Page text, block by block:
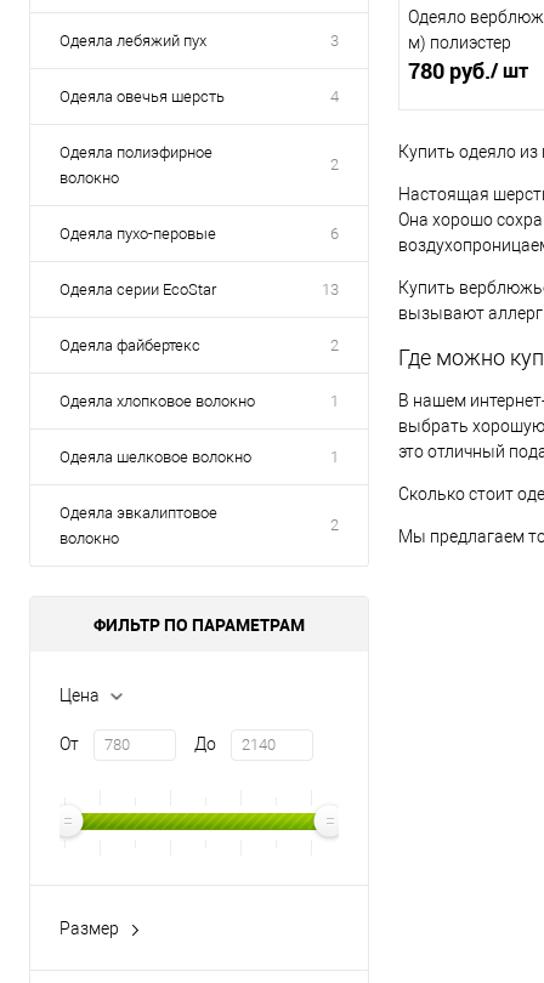
Одеяла лебяжий пух 3
Одеяла овечья шерсть 4
Одеяла полиэфирное
волокно
2
Одеяла пухо-перовые 6
Одеяла серии EcoStar 13
Одеяла файбертекс 2
Одеяла хлопковое волокно 1
Одеяла шелковое волокно 1
Одеяла эвкалиптовое
волокно
2
ФИЛЬТР ПО ПАРАМЕТРАМ
Цена
От До
Размер
Одеяло
м) полиэстер
780 руб./ шт
В
Купить в 1 клик
К сравнению
Купить одеяло
Настоящая
Она хорошо
Купить
вызывают
Где можно
В нашем
выбрать
это отличный
Сколько стоит
Мы предлагаем